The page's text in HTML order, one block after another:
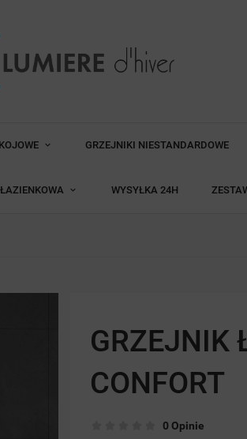
GRZEJNIKI NIESTANDARDOWE
WYSYŁKA 24H
GRZEJNIK
CONFORT
0 Opinie